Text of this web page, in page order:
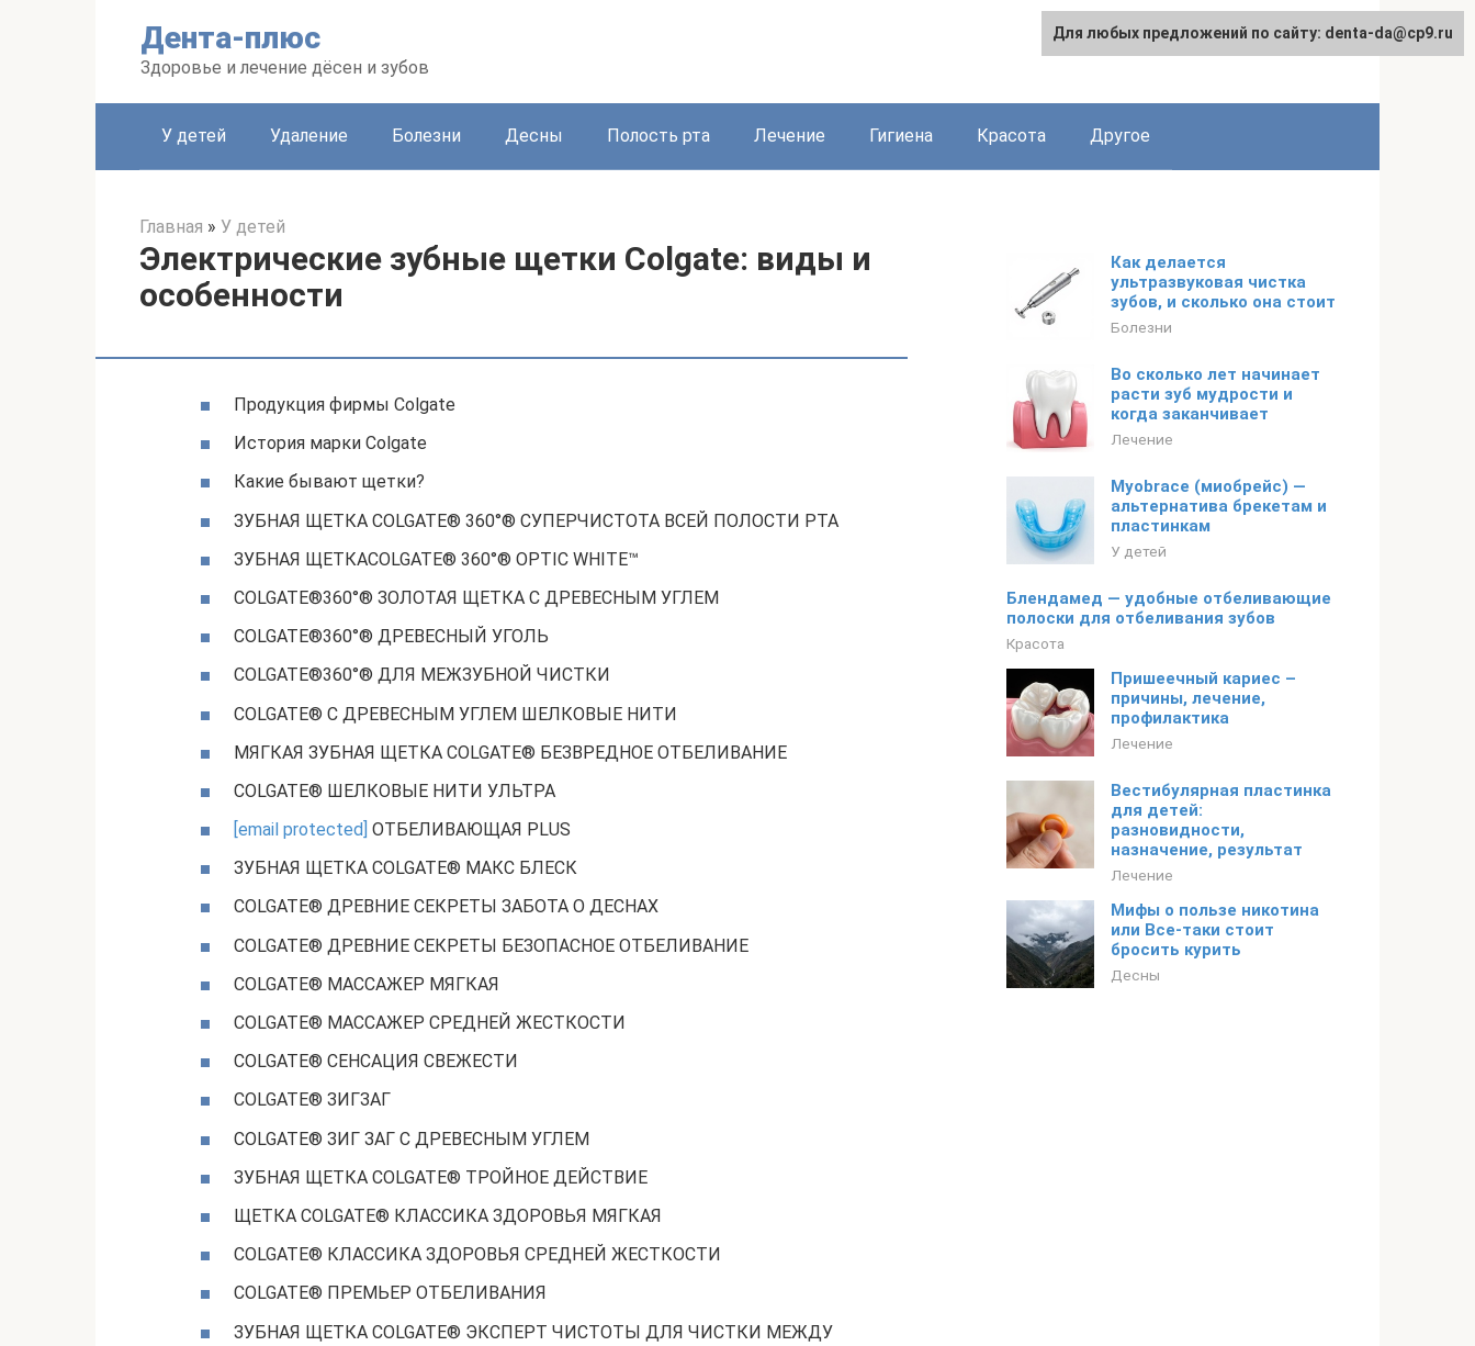
Дента-плюс
Здоровье и лечение дёсен и зубов
У детей Удаление Болезни Десны Полость рта Лечение Гигиена Красота Другое
Главная » У детей
Электрические зубные щетки Colgate: виды и
особенности
Продукция фирмы Colgate
История марки Colgate
Какие бывают щетки?
ЗУБНАЯ ЩЕТКА COLGATE® 360°® СУПЕРЧИСТОТА ВСЕЙ ПОЛОСТИ РТА
ЗУБНАЯ ЩЕТКАCOLGATE® 360°® OPTIC WHITE™
COLGATE®360°® ЗОЛОТАЯ ЩЕТКА С ДРЕВЕСНЫМ УГЛЕМ
COLGATE®360°® ДРЕВЕСНЫЙ УГОЛЬ
COLGATE®360°® ДЛЯ МЕЖЗУБНОЙ ЧИСТКИ
COLGATE® С ДРЕВЕСНЫМ УГЛЕМ ШЕЛКОВЫЕ НИТИ
МЯГКАЯ ЗУБНАЯ ЩЕТКА COLGATE® БЕЗВРЕДНОЕ ОТБЕЛИВАНИЕ
COLGATE® ШЕЛКОВЫЕ НИТИ УЛЬТРА
[email protected] ОТБЕЛИВАЮЩАЯ PLUS
ЗУБНАЯ ЩЕТКА COLGATE® МАКС БЛЕСК
COLGATE® ДРЕВНИЕ СЕКРЕТЫ ЗАБОТА О ДЕСНАХ
COLGATE® ДРЕВНИЕ СЕКРЕТЫ БЕЗОПАСНОЕ ОТБЕЛИВАНИЕ
COLGATE® МАССАЖЕР МЯГКАЯ
COLGATE® МАССАЖЕР СРЕДНЕЙ ЖЕСТКОСТИ
COLGATE® СЕНСАЦИЯ СВЕЖЕСТИ
COLGATE® ЗИГЗАГ
COLGATE® ЗИГ ЗАГ С ДРЕВЕСНЫМ УГЛЕМ
ЗУБНАЯ ЩЕТКА COLGATE® ТРОЙНОЕ ДЕЙСТВИЕ
ЩЕТКА COLGATE® КЛАССИКА ЗДОРОВЬЯ МЯГКАЯ
COLGATE® КЛАССИКА ЗДОРОВЬЯ СРЕДНЕЙ ЖЕСТКОСТИ
COLGATE® ПРЕМЬЕР ОТБЕЛИВАНИЯ
ЗУБНАЯ ЩЕТКА COLGATE® ЭКСПЕРТ ЧИСТОТЫ ДЛЯ ЧИСТКИ МЕЖДУ
Как делается
ультразвуковая чистка
зубов, и сколько она стоит
Болезни
Во сколько лет начинает
расти зуб мудрости и
когда заканчивает
Лечение
Myobrace (миобрейс) —
альтернатива брекетам и
пластинкам
У детей
Блендамед — удобные отбеливающие
полоски для отбеливания зубов
Красота
Пришеечный кариес –
причины, лечение,
профилактика
Лечение
Вестибулярная пластинка
для детей:
разновидности,
назначение, результат
Лечение
Мифы о пользе никотина
или Все-таки стоит
бросить курить
Десны
Для любых предложений по сайту: denta-da@cp9.ru